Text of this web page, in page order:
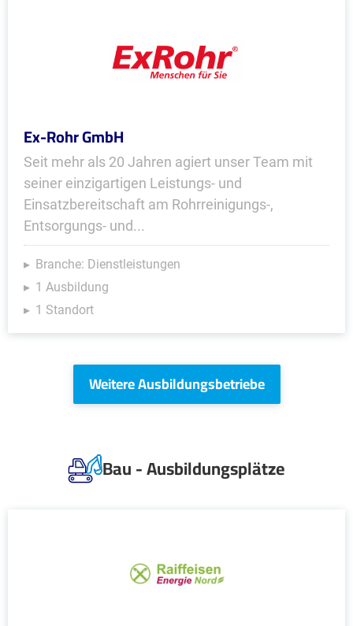
Ex-Rohr GmbH
Seit mehr als 20 Jahren agiert unser Team mit
seiner einzigartigen Leistungs- und
Einsatzbereitschaft am Rohrreinigungs-,
Entsorgungs- und...
Branche: Dienstleistungen
1 Ausbildung
1 Standort
Weitere Ausbildungsbetriebe
Bau - Ausbildungsplätze